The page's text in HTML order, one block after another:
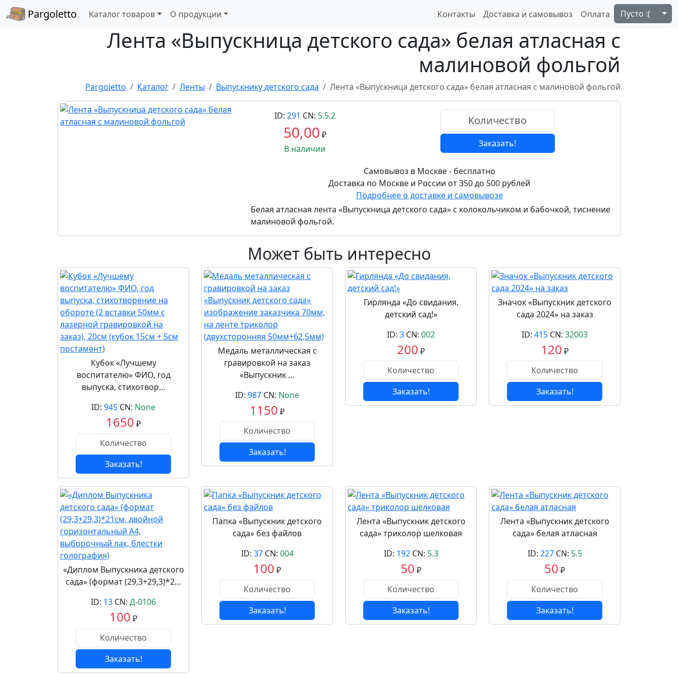
Pargoletto Каталог товаров О продукции Контакты Доставка и самовывоз Оплата Пусто :(
Лента «Выпускница детского сада» белая атласная с
малиновой фольгой
Pargoletto Каталог Ленты Выпускнику детского сада Лента «Выпускница детского сада» белая атласная с малиновой фольгой
ID: 291 CN: 5.5.2
50,00 ₽
В наличии
Заказать!
Самовывоз в Москве - бесплатно
Доставка по Москве и России от 350 до 500 рублей
Подробнее о доставке и самовывозе
Белая атласная лента «Выпускница детского сада» с колокольчиком и бабочкой, тиснение
малиновой фольгой.
Может быть интересно
Кубок «Лучшему
воспитателю» ФИО, год
выпуска, стихотвор…
ID: 945 CN: None
1650 ₽
Заказать!
Медаль металлическая с
гравировкой на заказ
«Выпускник …
ID: 987 CN: None
1150 ₽
Заказать!
Гирлянда «До свидания,
детский сад!»
ID: 3 CN: 002
200 ₽
Заказать!
Значок «Выпускник детского
сада 2024» на заказ
ID: 415 CN: 32003
120 ₽
Заказать!
«Диплом Выпускника детского
сада» (формат (29,3+29,3)*2…
ID: 13 CN: Д-0106
100 ₽
Заказать!
Папка «Выпускник детского
сада» без файлов
ID: 37CN: 004
100 ₽
Заказать!
Лента «Выпускник детского
сада» триколор шелковая
ID: 192CN: 5.3
50 ₽
Заказать!
Лента «Выпускник детского
сада» белая атласная
ID: 227CN: 5.5
50 ₽
Заказать!